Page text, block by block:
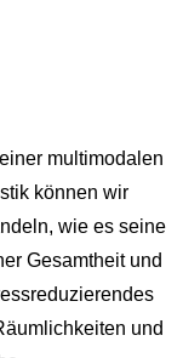
multimodalen
können wir
wie es seine
Gesamtheit und
und